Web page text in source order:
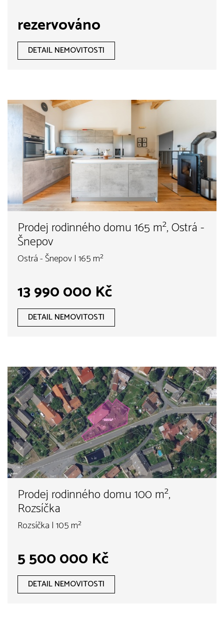
rezervováno
DETAIL NEMOVITOSTI
Prodej rodinného domu 165 m², Ostrá -
Šnepov
Ostrá - Šnepov | 165 m²
13 990 000 Kč
DETAIL NEMOVITOSTI
Prodej rodinného domu 100 m²,
Rozsíčka
Rozsíčka | 105 m²
5 500 000 Kč
DETAIL NEMOVITOSTI